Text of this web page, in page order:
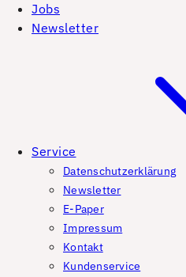
Jobs
Newsletter
Service
Datenschutzerklärung
Newsletter
E-Paper
Impressum
Kontakt
Kundenservice